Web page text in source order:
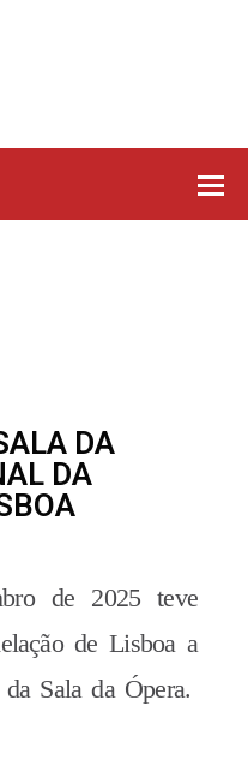
DA
DA
de 2025 teve
de Lisboa a
Sala da Ópera.